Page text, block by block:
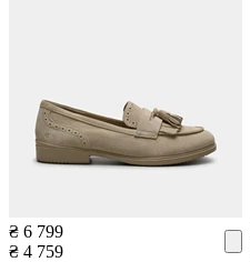
₴ 6 799
₴ 4 759